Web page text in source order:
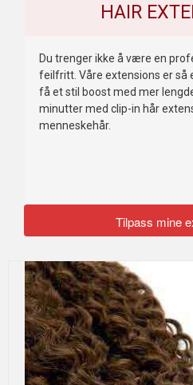
HAIR
Du trenger ikke å være en
feilfritt. Våre extensions er så
få et stil boost med mer
minutter med clip-in hår
menneskehår.
Tilpass mine